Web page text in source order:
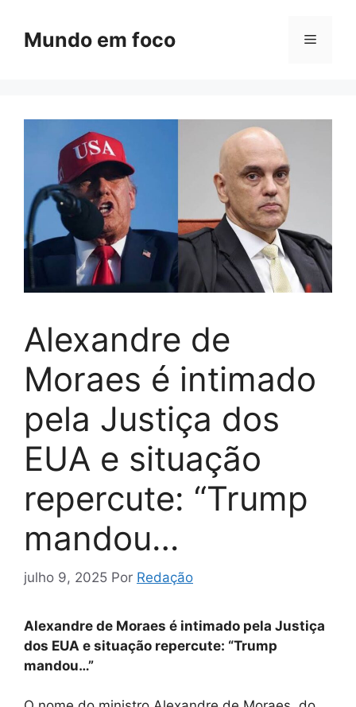
paraMundo em foco Menu
Alexandre de
Moraes é intimado
pela Justiça dos
EUA e situação
repercute: “Trump
mandou…
julho 9, 2025 Por Redação
Alexandre de Moraes é intimado pela Justiça
dos EUA e situação repercute: “Trump
mandou…”